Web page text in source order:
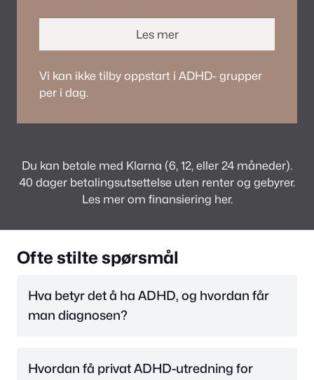
Les mer
Vi kan ikke tilby oppstart i ADHD- grupper
per i dag.
Du kan betale med Klarna (6, 12, eller 24 måneder).
40 dager betalingsutsettelse uten renter og gebyrer.
Les mer om finansiering her.
Ofte stilte spørsmål
Hva betyr det å ha ADHD, og hvordan får
man diagnosen?
Hvordan få privat ADHD-utredning for